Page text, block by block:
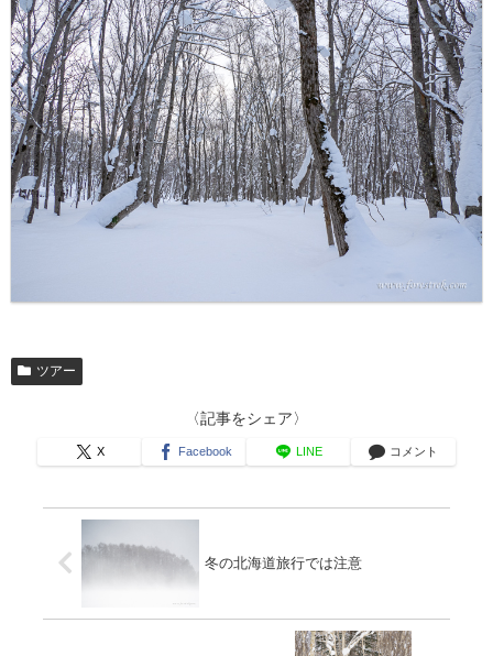
ツアー
〈記事をシェア〉
X Facebook LINE コメント
冬の北海道旅行では注意